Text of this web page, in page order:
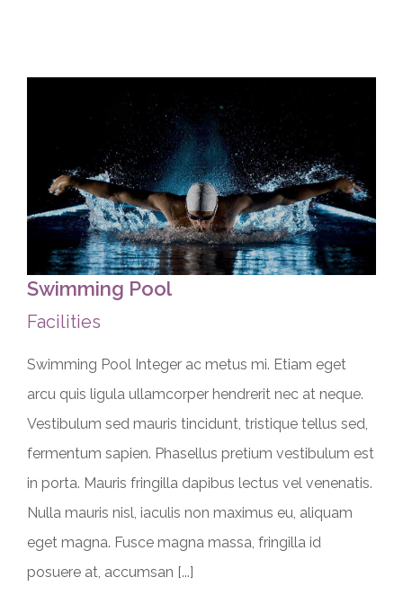
Swimming Pool
Facilities
Swimming Pool Integer ac metus mi. Etiam eget
arcu quis ligula ullamcorper hendrerit nec at neque.
Vestibulum sed mauris tincidunt, tristique tellus sed,
fermentum sapien. Phasellus pretium vestibulum est
in porta. Mauris fringilla dapibus lectus vel venenatis.
Nulla mauris nisl, iaculis non maximus eu, aliquam
eget magna. Fusce magna massa, fringilla id
posuere at, accumsan [...]